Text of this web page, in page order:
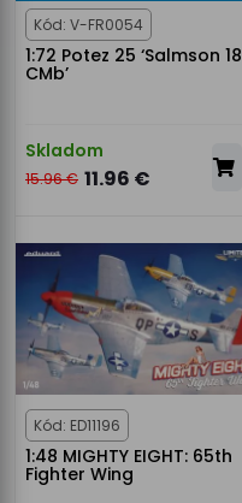
Kód: V-FR0054
1:72 Potez 25 ‘Salmson 18
CMb’
Skladom
15.96 € 11.96 €
Kód: ED11196
1:48 MIGHTY EIGHT: 65th
Fighter Wing